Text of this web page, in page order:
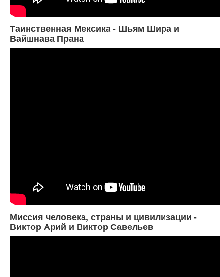
Таинственная Мексика - Шьям Шира и
Вайшнава Прана
Миссия человека, страны и цивилизации -
Виктор Арий и Виктор Савельев